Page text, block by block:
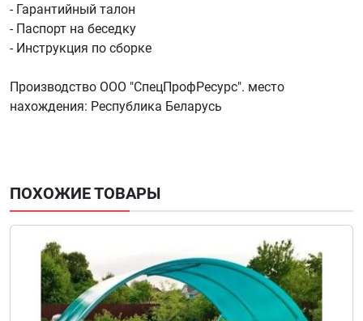
- Гарантийный талон
- Паспорт на беседку
- Инструкция по сборке
Производство ООО "СпецПрофРесурс". место
нахождения: Республика Беларусь
ПОХОЖИЕ ТОВАРЫ